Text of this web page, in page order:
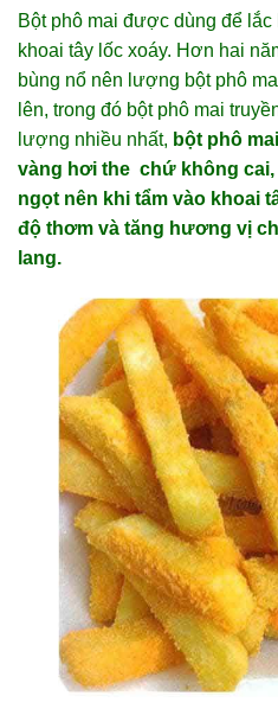
Bột phô mai được dùng để
khoai tây lốc xoáy. Hơn hai
bùng nổ nên lượng bột phô
lên, trong đó bột phô mai
lượng nhiều nhất, bột phô
vàng hơi the chứ không cai,
ngọt nên khi tẩm vào khoai
độ thơm và tăng hương vị
lang.